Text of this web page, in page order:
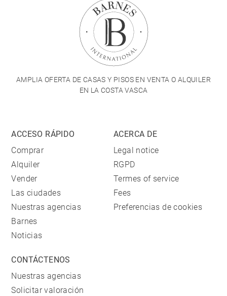
AMPLIA OFERTA DE CASAS Y PISOS EN VENTA O ALQUILER
EN LA COSTA VASCA
ACCESO RÁPIDO
Comprar
Alquiler
Vender
Las ciudades
Nuestras agencias
Barnes
Noticias
ACERCA DE
Legal notice
RGPD
Termes of service
Fees
Preferencias de cookies
CONTÁCTENOS
Nuestras agencias
Solicitar valoración